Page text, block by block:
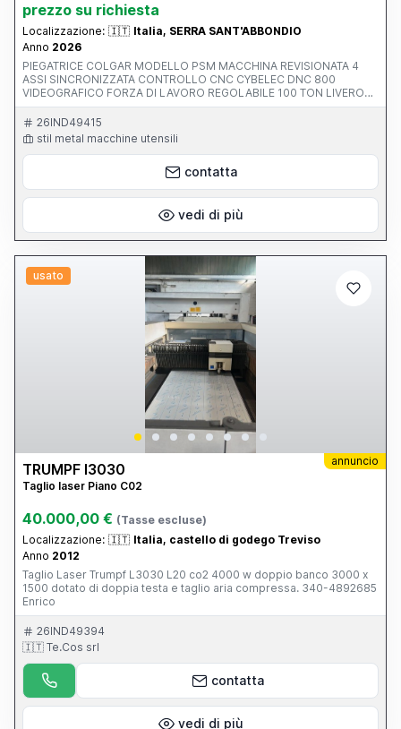
prezzo su richiesta
Localizzazione: 🇮🇹 Italia, SERRA SANT'ABBONDIO
Anno 2026
PIEGATRICE COLGAR MODELLO PSM MACCHINA REVISIONATA 4
ASSI SINCRONIZZATA CONTROLLO CNC CYBELEC DNC 800
VIDEOGRAFICO FORZA DI LAVORO REGOLABILE 100 TON LIVERO
PASSAGGIO FRA I MONTANTI 2600 MM MASSIMA LUNGHEZZA
UTILE 3100 MM INCAVO FRA I MONTANTI 350 MM CORSA
REGOLABILE 200 MM VELOCITA DISCESA REGOLABILE 100 MM/S DI
LAVORO 0-20 MM/SEC DI RITORNO 0-112 MM/SEC DISTANZA
MASSIMA FRA TAVOLA E PESTINE 400 MM PRESSIONE D'ESERCIZIO
750 MM CORSA ASSE R 150 MM
26IND49415
stil metal macchine utensili
contatta
vedi di più
usato
annuncio
TRUMPF l3030
Taglio laser Piano C02
40.000,00 € (Tasse escluse)
Localizzazione: 🇮🇹 Italia, castello di godego Treviso
Anno 2012
Taglio Laser Trumpf L3030 L20 co2 4000 w doppio banco 3000 x
1500 dotato di doppia testa e taglio aria compressa. 340-4892685
Enrico
26IND49394
🇮🇹 Te.Cos srl
contatta
vedi di più